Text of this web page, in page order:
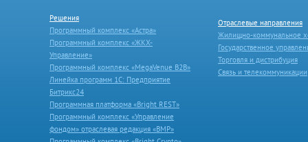
Решения
Программный комплекс «Астра»
Программный комплекс «ЖКХ-
Управление»
Программный комплекс «MegaVenue B2B»
Линейка программ 1С: Предприятие
Битрикс24
Программная платформа «Bright REST»
Программный комплекс «Управление
фондом» отраслевая редакция «ВМР»
Отраслевые направления
Жилищно-коммунальное
Государственное
Торговля и дистрибуция
Связь и телекоммуникации